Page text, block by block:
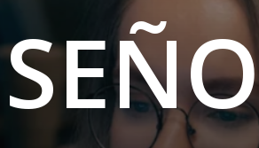
SEÑO